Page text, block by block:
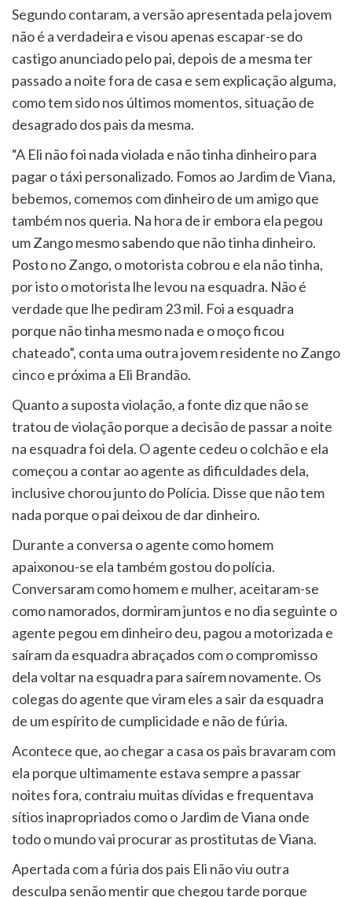
Segundo contaram, a versão apresentada pela jovem
não é a verdadeira e visou apenas escapar-se do
castigo anunciado pelo pai, depois de a mesma ter
passado a noite fora de casa e sem explicação alguma,
como tem sido nos últimos momentos, situação de
desagrado dos pais da mesma.
“A Eli não foi nada violada e não tinha dinheiro para
pagar o táxi personalizado. Fomos ao Jardim de Viana,
bebemos, comemos com dinheiro de um amigo que
também nos queria. Na hora de ir embora ela pegou
um Zango mesmo sabendo que não tinha dinheiro.
Posto no Zango, o motorista cobrou e ela não tinha,
por isto o motorista lhe levou na esquadra. Não é
verdade que lhe pediram 23 mil. Foi a esquadra
porque não tinha mesmo nada e o moço ficou
chateado”, conta uma outra jovem residente no Zango
cinco e próxima a Eli Brandão.
Quanto a suposta violação, a fonte diz que não se
tratou de violação porque a decisão de passar a noite
na esquadra foi dela. O agente cedeu o colchão e ela
começou a contar ao agente as dificuldades dela,
inclusive chorou junto do Polícia. Disse que não tem
nada porque o pai deixou de dar dinheiro.
Durante a conversa o agente como homem
apaixonou-se ela também gostou do polícia.
Conversaram como homem e mulher, aceitaram-se
como namorados, dormiram juntos e no dia seguinte o
agente pegou em dinheiro deu, pagou a motorizada e
saíram da esquadra abraçados com o compromisso
dela voltar na esquadra para saírem novamente. Os
colegas do agente que viram eles a sair da esquadra
de um espírito de cumplicidade e não de fúria.
Acontece que, ao chegar a casa os pais bravaram com
ela porque ultimamente estava sempre a passar
noites fora, contraiu muitas dívidas e frequentava
sítios inapropriados como o Jardim de Viana onde
todo o mundo vai procurar as prostitutas de Viana.
Apertada com a fúria dos pais Eli não viu outra
desculpa senão mentir que chegou tarde porque